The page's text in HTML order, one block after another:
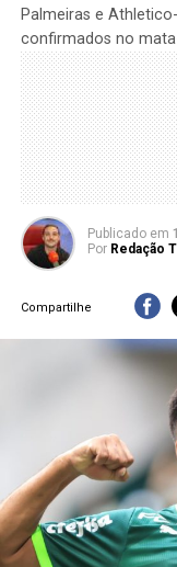
Palmeiras e
confirmados no
Publicado em
Por Redação
Compartilhe